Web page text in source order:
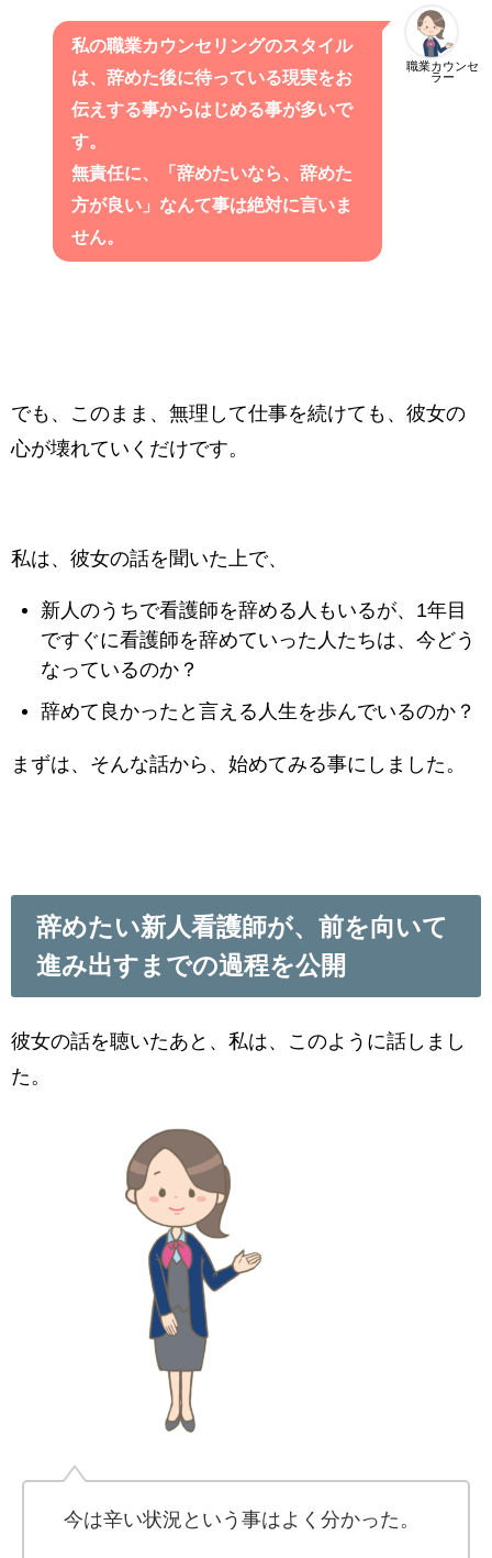
職業カウンセ
ラー
私の職業カウンセリングのスタイル
は、辞めた後に待っている現実をお
伝えする事からはじめる事が多いで
す。
無責任に、「辞めたいなら、辞めた
方が良い」なんて事は絶対に言いま
せん。
でも、このまま、無理して仕事を続けても、彼女の
心が壊れていくだけです。
私は、彼女の話を聞いた上で、
新人のうちで看護師を辞める人もいるが、1年目
ですぐに看護師を辞めていった人たちは、今どう
なっているのか？
辞めて良かったと言える人生を歩んでいるのか？
まずは、そんな話から、始めてみる事にしました。
辞めたい新人看護師が、前を向いて
進み出すまでの過程を公開
彼女の話を聴いたあと、私は、このように話しまし
た。
今は辛い状況という事はよく分かった。